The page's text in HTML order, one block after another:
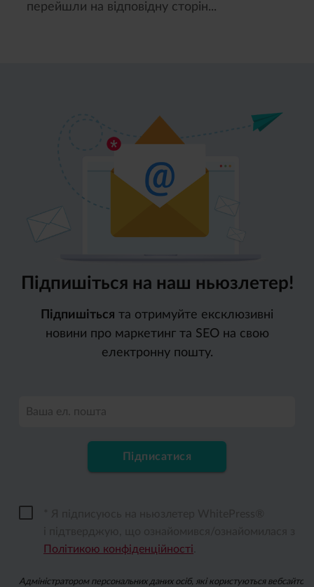
перейшли на відповідну сторін...
Підпишіться на наш ньюзлетер!
Підпишіться та отримуйте ексклюзивні
новини про маркетинг та SEO на свою
електронну пошту.
Ваша ел. пошта
Підписатися
Політикою конфіденційності
Адміністратором персональних даних осіб, які користуються